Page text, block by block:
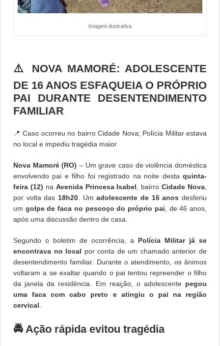
Imagem ilustrativa
⚠️ NOVA MAMORÉ: ADOLESCENTE
DE 16 ANOS ESFAQUEIA O PRÓPRIO
PAI DURANTE DESENTENDIMENTO
FAMILIAR
📍 Caso ocorreu no bairro Cidade Nova; Polícia Militar estava
no local e impediu tragédia maior
Nova Mamoré (RO) – Um grave caso de violência doméstica
envolvendo pai e filho foi registrado na noite desta quinta-
feira (12) na Avenida Princesa Isabel , bairroCidade Nova
por volta das 18h20 . Umadolescente de 16 anos desferiu
um golpe de faca no pescoço do próprio pai , de 46 anos,
após uma discussão dentro de casa.
Segundo o boletim de ocorrência, a Polícia Militar já se
encontrava no local por conta de um chamado anterior de
desentendimento familiar. Durante o atendimento, os ânimos
voltaram a se exaltar quando o pai tentou repreender o filho
da janela da residência. Em reação, o adolescente pegou
uma faca com cabo preto e atingiu o pai na região
cervical
🚔 Ação rápida evitou tragédia